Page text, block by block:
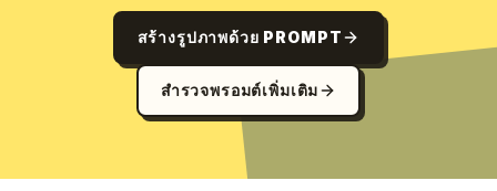
สร้างรูปภาพด้วย PROMPT
สำรวจพรอมต์เพิ่มเติม